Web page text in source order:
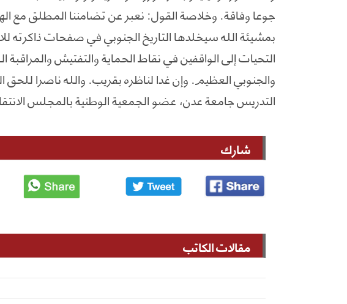
جوعا وفاقة. وخلاصة القول: نعبر عن تضامننا المطلق مع
بمشيئة الله سيخلدها التاريخ الجنوبي في صفحات ذاكرته
التحيات إلى الواقفين في نقاط الحماية والتفتيش
والجنوبي العظيم. وإن غدا لناظره بقريب. والله ناصرا
التدريس جامعة عدن، عضو الجمعية الوطنية بالمجلس الانتقالي. في 12
شارك
مقالات الكاتب